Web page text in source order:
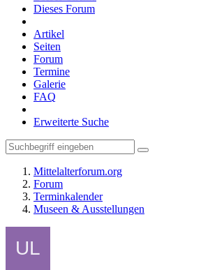
Dieses Forum
Artikel
Seiten
Forum
Termine
Galerie
FAQ
Erweiterte Suche
Mittelalterforum.org
Forum
Terminkalender
Museen & Ausstellungen